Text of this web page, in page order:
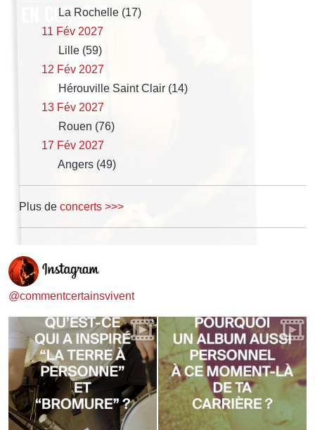
La Rochelle (17)
11 Fév 2027
Lille (59)
12 Fév 2027
Hérouville Saint Clair (14)
13 Fév 2027
Rouen (76)
17 Fév 2027
Angers (49)
Plus de concerts >>>
@commentcertainsvivent